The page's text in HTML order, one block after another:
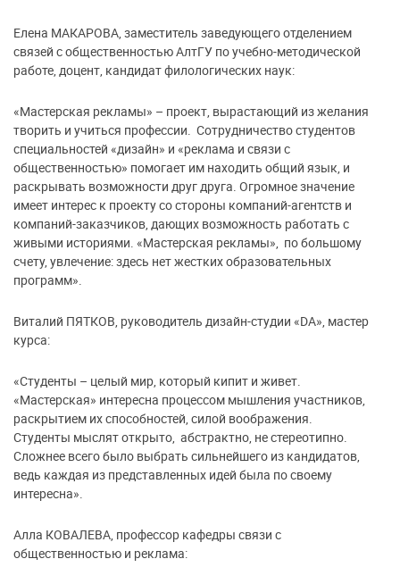
Елена МАКАРОВА, заместитель заведующего отделением
связей с общественностью АлтГУ по учебно-методической
работе, доцент, кандидат филологических наук:
«Мастерская рекламы» – проект, вырастающий из желания
творить и учиться профессии. Сотрудничество студентов
специальностей «дизайн» и «реклама и связи с
общественностью» помогает им находить общий язык, и
раскрывать возможности друг друга. Огромное значение
имеет интерес к проекту со стороны компаний-агентств и
компаний-заказчиков, дающих возможность работать с
живыми историями. «Мастерская рекламы», по большому
счету, увлечение: здесь нет жестких образовательных
программ».
Виталий ПЯТКОВ, руководитель дизайн-студии «DA», мастер
курса:
«Студенты – целый мир, который кипит и живет.
«Мастерская» интересна процессом мышления участников,
раскрытием их способностей, силой воображения.
Студенты мыслят открыто, абстрактно, не стереотипно.
Сложнее всего было выбрать сильнейшего из кандидатов,
ведь каждая из представленных идей была по своему
интересна».
Алла КОВАЛЕВА, профессор кафедры связи с
общественностью и реклама: